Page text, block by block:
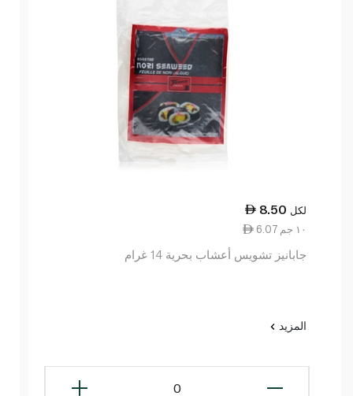
8.50 لكل
6.07 ١٠ جم
جابانيز تشويس أعشاب بحرية 14 غرام
المزيد
0